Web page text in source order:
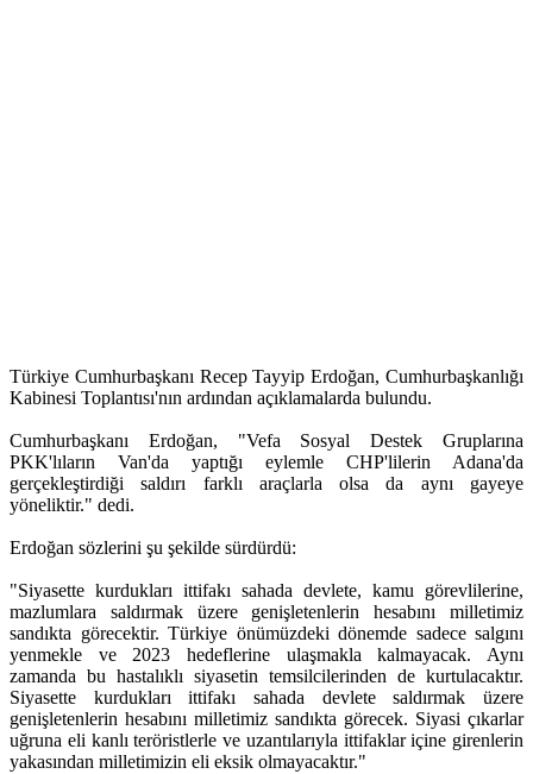
Türkiye Cumhurbaşkanı Recep Tayyip Erdoğan, Cumhurbaşkanlığı
Kabinesi Toplantısı'nın ardından açıklamalarda bulundu.
Cumhurbaşkanı Erdoğan, "Vefa Sosyal Destek Gruplarına
PKK'lıların Van'da yaptığı eylemle CHP'lilerin Adana'da
gerçekleştirdiği saldırı farklı araçlarla olsa da aynı gayeye
yöneliktir." dedi.
Erdoğan sözlerini şu şekilde sürdürdü:
"Siyasette kurdukları ittifakı sahada devlete, kamu görevlilerine,
mazlumlara saldırmak üzere genişletenlerin hesabını milletimiz
sandıkta görecektir. Türkiye önümüzdeki dönemde sadece salgını
yenmekle ve 2023 hedeflerine ulaşmakla kalmayacak. Aynı
zamanda bu hastalıklı siyasetin temsilcilerinden de kurtulacaktır.
Siyasette kurdukları ittifakı sahada devlete saldırmak üzere
genişletenlerin hesabını milletimiz sandıkta görecek. Siyasi çıkarlar
uğruna eli kanlı teröristlerle ve uzantılarıyla ittifaklar içine girenlerin
yakasından milletimizin eli eksik olmayacaktır."